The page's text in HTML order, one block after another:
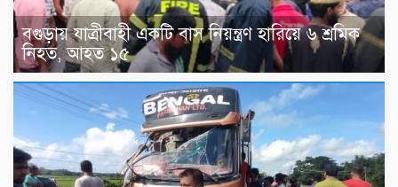
বগুড়ায় যাত্রীবাহী একটি বাস নিয়ন্ত্রণ হারিয়ে ৬ শ্রমিক
নিহত, আহত ১৫